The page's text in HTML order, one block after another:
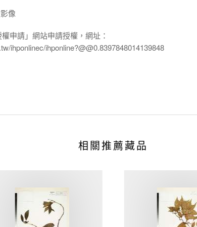
像
申請」網站申請授權，網址：
ihponlinec/ihponline?@@0.8397848014139848
相關推薦藏品